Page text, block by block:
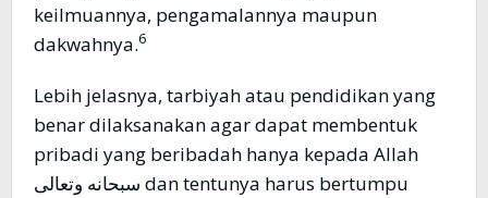
keilmuannya, pengamalannya maupun
dakwahnya.6
Lebih jelasnya, tarbiyah atau pendidikan yang
benar dilaksanakan agar dapat membentuk
pribadi yang beribadah hanya kepada Allah
سبحانه وتعالى dan tentunya harus bertumpu